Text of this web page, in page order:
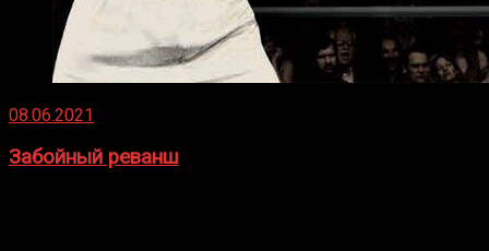
08.06.2021
Забойный реванш